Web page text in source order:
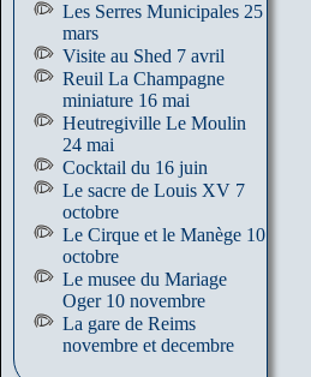
Les Serres Municipales 25
mars
Visite au Shed 7 avril
Reuil La Champagne
miniature 16 mai
Heutregiville Le Moulin
24 mai
Cocktail du 16 juin
Le sacre de Louis XV 7
octobre
Le Cirque et le Manège 10
octobre
Le musee du Mariage
Oger 10 novembre
La gare de Reims
novembre et decembre